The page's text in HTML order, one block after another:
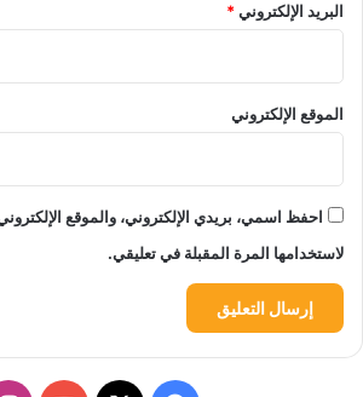
البريد الإلكتروني*
الموقع الإلكتروني
احفظ اسمي، بريدي الإلكتروني، والموقع
لاستخدامها المرة المقبلة في تعليقي.